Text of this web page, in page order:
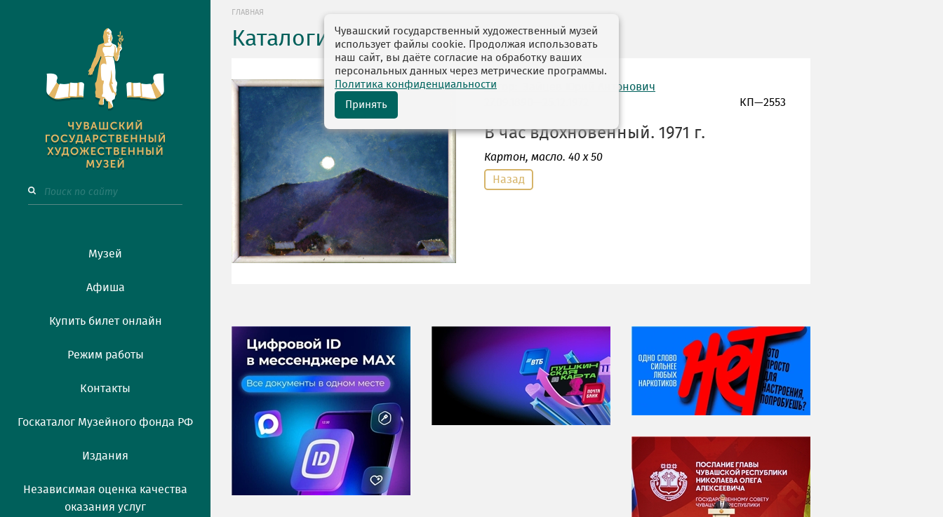
Музей
Афиша
Купить билет онлайн
Режим работы
Контакты
Госкаталог Музейного фонда РФ
Издания
Независимая оценка качества
оказания услуг
ГЛАВНАЯ
Каталоги выставок
автор: Зайцев Юрий Антонович
КП—2553
В час вдохновенный. 1971 г.
Картон, масло. 40 х 50
Назад
НИ ДНЯ БЕЗ ДАТЫ...
06 августа
Яков Яковлевич
Вебер
Чувашский государственный художественный музей
использует файлы cookie. Продолжая использовать
наш сайт, вы даёте согласие на обработку ваших
персональных данных через метрические программы.
Политика конфиденциальности
Принять